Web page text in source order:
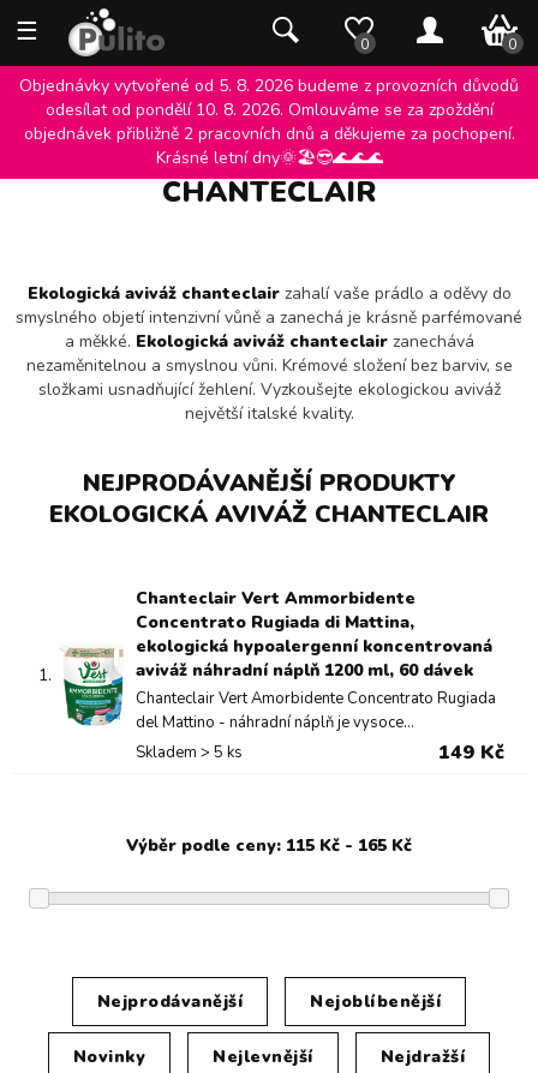
☰ 0 0
0
Objednávky vytvořené od 5. 8. 2026 budeme z provozních důvodů
odesílat od pondělí 10. 8. 2026. Omlouváme se za zpoždění
objednávek přibližně 2 pracovních dnů a děkujeme za pochopení.
Krásné letní dny🌞🏖️😎🌊🌊🌊
EKOLOGICKÁ AVIVÁŽ
CHANTECLAIR
Ekologická aviváž chanteclairzahalí vaše prádlo a oděvy do
smyslného objetí intenzivní vůně a zanechá je krásně parfémované
a měkké. Ekologická aviváž chanteclairzanechává
nezaměnitelnou a smyslnou vůni. Krémové složení bez barviv, se
složkami usnadňující žehlení. Vyzkoušejte ekologickou aviváž
největší italské kvality.
NEJPRODÁVANĚJŠÍ PRODUKTY
EKOLOGICKÁ AVIVÁŽ CHANTECLAIR
1.
Chanteclair Vert Ammorbidente
Concentrato Rugiada di Mattina,
ekologická hypoalergenní koncentrovaná
aviváž náhradní náplň 1200 ml, 60 dávek
Chanteclair Vert Amorbidente Concentrato Rugiada
del Mattino - náhradní náplň je vysoce...
Skladem > 5 ks
149 Kč
Nejprodávanější Nejoblíbenější
Novinky Nejlevnější Nejdražší